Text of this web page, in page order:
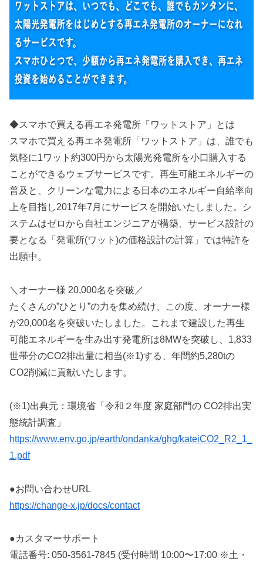
◆スマホで買える再エネ発電所「ワットストア」とは
スマホで買える再エネ発電所「ワットストア」は、誰でも
気軽に1ワット約300円から太陽光発電所を小口購入する
ことができるウェブサービスです。再生可能エネルギーの
普及と、クリーンな電力による日本のエネルギー自給率向
上を目指し2017年7月にサービスを開始いたしました。シ
ステムはゼロから自社エンジニアが構築、サービス設計の
要となる「発電所(ワット)の価格設計の計算」では特許を
出願中。
＼オーナー様 20,000名を突破／
たくさんの”ひとり”の力を集め続け、この度、オーナー様
が20,000名を突破いたしました。これまで建設した再生
可能エネルギーを生み出す発電所は8MWを突破し、1,833
世帯分のCO2排出量に相当(※1)する、年間約5,280tの
CO2削減に貢献いたします。
(※1)出典元：環境省「令和２年度 家庭部門の CO2排出実
態統計調査」
https://www.env.go.jp/earth/ondanka/ghg/kateiCO2_R2_1_
1.pdf
●お問い合わせURL
https://change-x.jp/docs/contact
●カスタマーサポート
電話番号: 050-3561-7845 (受付時間 10:00〜17:00 ※土・